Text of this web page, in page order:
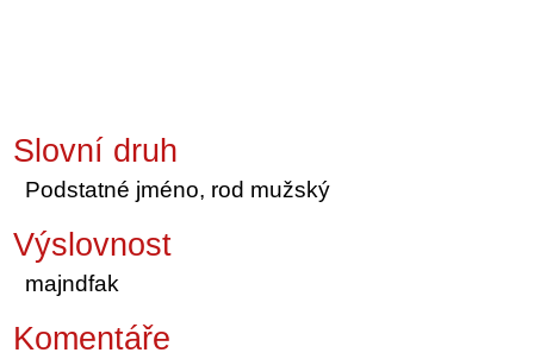
Slovní druh
Podstatné jméno, rod mužský
Výslovnost
majndfak
Komentáře